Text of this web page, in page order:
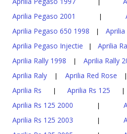
Aprilia Pegaso 2001 |
Aprilia Pegaso 650 1998 |
Aprilia Pegaso Injectie | Aprilia
Aprilia Rally 1998 | Aprilia Rally
Aprilia Raly | Aprilia Red Rose
Aprilia Rs | Aprilia Rs 125
Aprilia Rs 125 2000 |
Aprilia Rs 125 2003 |